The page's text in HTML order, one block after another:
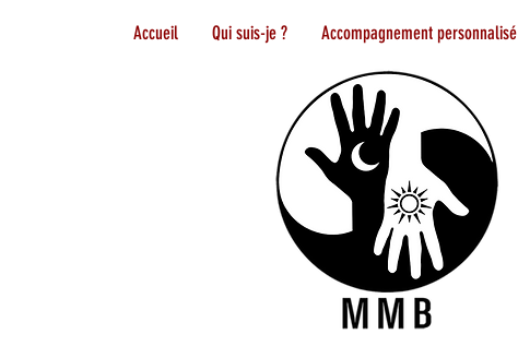
Accueil Qui suis-je ? Accompagnement personnalisé